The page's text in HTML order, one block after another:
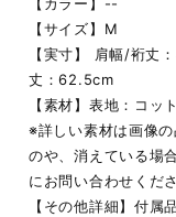
【サイズ】M
【実寸】 肩幅/裄丈
丈：62.5cm
【素材】表地：コッ
※詳しい素材は画像
のや、消えている場
にお問い合わせくださ
【その他詳細】付属